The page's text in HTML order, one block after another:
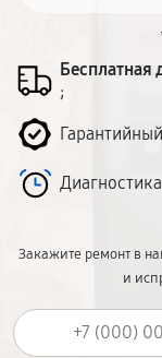
Бесплатная
;
Закажите ремонт в
и